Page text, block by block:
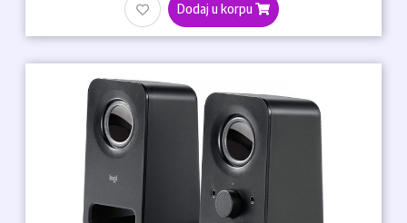
Dodaj u korpu